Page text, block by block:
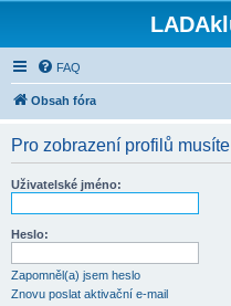
FAQ
Obsah fóra
Pro zobrazení profilů
Uživatelské jméno:
Heslo:
Zapomněl(a) jsem heslo
Znovu poslat aktivační e-mail